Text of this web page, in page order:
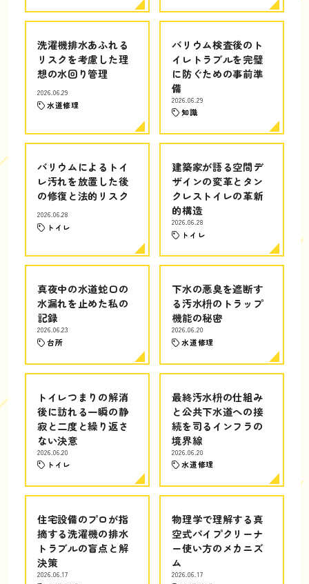
洗濯機排水あふれる
リスクを考慮した理
想の水回り管理
2026.06.29
水道修理
バリウム検査後のト
イレトラブルを完璧
に防ぐための事前準
備
2026.06.29
知識
バリウムによるトイ
レ汚れを放置した後
の修復と法的リスク
2026.06.28
トイレ
建築家が語る空間デ
ザインの変革とタン
クレストイレの革新
的構造
2026.06.28
トイレ
真夜中の水道蛇口の
水漏れを止めた私の
記録
2026.06.23
台所
下水の悪臭を遮断す
る汚水枡のトラップ
機能の秘密
2026.06.20
水道修理
トイレつまりの解消
後に訪れる一瞬の静
寂と二度と繰り返さ
ない決意
2026.06.20
トイレ
最終汚水枡の仕組み
と公共下水道への接
続を司るインフラの
境界線
2026.06.20
水道修理
住宅設備のプロが指
摘する洗濯機の排水
トラブルの盲点と解
決策
2026.06.17
物理学で理解する真
空式パイプクリーナ
ー使い方のメカニズ
ム
2026.06.17